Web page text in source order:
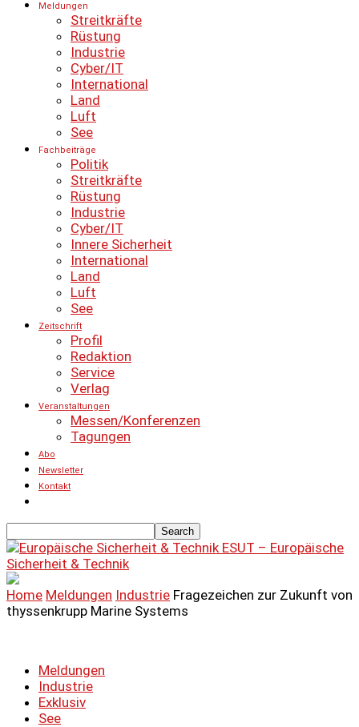
Meldungen
Streitkräfte
Rüstung
Industrie
Cyber/IT
International
Land
Luft
See
Fachbeiträge
Politik
Streitkräfte
Rüstung
Industrie
Cyber/IT
Innere Sicherheit
International
Land
Luft
See
Zeitschrift
Profil
Redaktion
Service
Verlag
Veranstaltungen
Messen/Konferenzen
Tagungen
Abo
Newsletter
Kontakt
ESUT – Europäische
Sicherheit & Technik
Home Meldungen Industrie Fragezeichen zur Zukunft von
thyssenkrupp Marine Systems
Meldungen
Industrie
Exklusiv
See